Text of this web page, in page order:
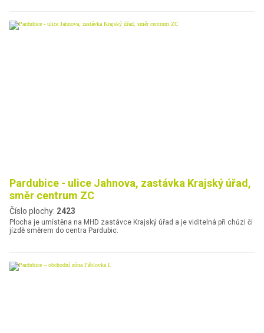
Pardubice - ulice Jahnova, zastávka Krajský úřad,
směr centrum ZC
Číslo plochy: 2423
Plocha je umístěna na MHD zastávce Krajský úřad a je viditelná při chůzi či
jízdě směrem do centra Pardubic.